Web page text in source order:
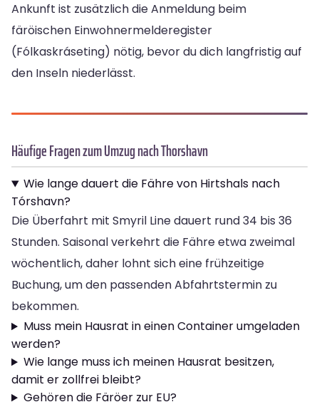
Ankunft ist zusätzlich die Anmeldung beim
färöischen Einwohnermelderegister
(Fólkaskráseting) nötig, bevor du dich langfristig auf
den Inseln niederlässt.
Häufige Fragen zum Umzug nach Thorshavn
Wie lange dauert die Fähre von Hirtshals nach
Tórshavn?
Die Überfahrt mit Smyril Line dauert rund 34 bis 36
Stunden. Saisonal verkehrt die Fähre etwa zweimal
wöchentlich, daher lohnt sich eine frühzeitige
Buchung, um den passenden Abfahrtstermin zu
bekommen.
Muss mein Hausrat in einen Container umgeladen
werden?
Wie lange muss ich meinen Hausrat besitzen,
damit er zollfrei bleibt?
Gehören die Färöer zur EU?